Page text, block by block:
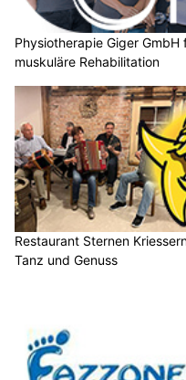
Physiotherapie Giger
muskuläre Rehabilitation
Restaurant Sternen
Tanz und Genuss